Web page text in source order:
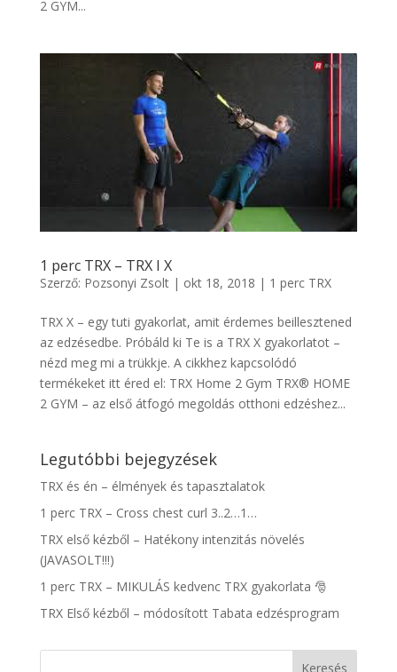
2 GYM...
1 perc TRX – TRX I X
Szerző: Pozsonyi Zsolt| okt 18, 2018 | 1 perc TRX
TRX X – egy tuti gyakorlat, amit érdemes beillesztened
az edzésedbe. Próbáld ki Te is a TRX X gyakorlatot –
nézd meg mi a trükkje. A cikkhez kapcsolódó
termékeket itt éred el: TRX Home 2 Gym TRX® HOME
2 GYM – az első átfogó megoldás otthoni edzéshez...
Legutóbbi bejegyzések
TRX és én – élmények és tapasztalatok
1 perc TRX – Cross chest curl 3..2…1…
TRX első kézből – Hatékony intenzitás növelés
(JAVASOLT!!!)
1 perc TRX – MIKULÁS kedvenc TRX gyakorlata 🎅
TRX Első kézből – módosított Tabata edzésprogram